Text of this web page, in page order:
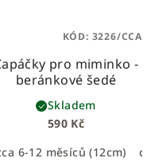
měsíců (11cm)
pro miminko -
beránkové šedé
590 Kč
6-12 měsíců (12cm)
Skladem
KÓD: 3226/CCA